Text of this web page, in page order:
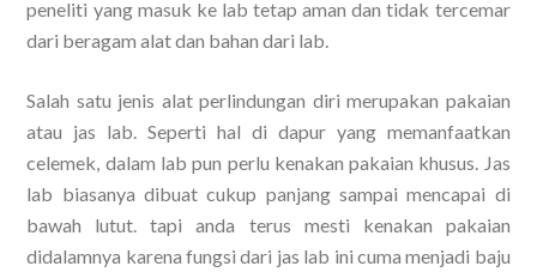
peneliti yang masuk ke lab tetap aman dan tidak tercemar
dari beragam alat dan bahan dari lab.
Salah satu jenis alat perlindungan diri merupakan pakaian
atau jas lab. Seperti hal di dapur yang memanfaatkan
celemek, dalam lab pun perlu kenakan pakaian khusus. Jas
lab biasanya dibuat cukup panjang sampai mencapai di
bawah lutut. tapi anda terus mesti kenakan pakaian
didalamnya karena fungsi dari jas lab ini cuma menjadi baju